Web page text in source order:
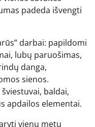
padeda išvengti
darbai: papildomi
lubų paruošimas,
danga,
sienos.
baldai,
apdailos elementai.
vienu metu